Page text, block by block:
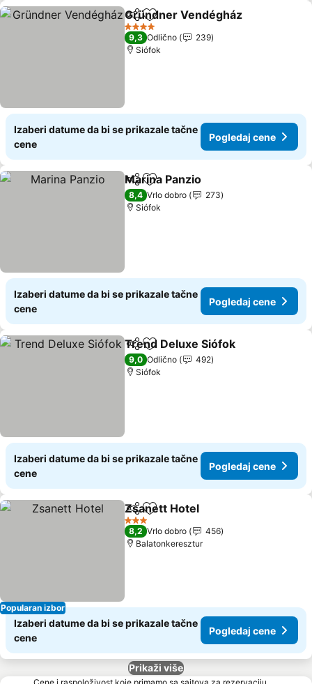
Deli Dodati u favorite
Gründner Vendégház
4 Zvezdice
9,3 Odlično
239
Siófok
Izaberi datume da bi se prikazale tačne
cene
Pogledaj cene
Deli Dodati u favorite
Marina Panzio
8,4 Vrlo dobro
273
Siófok
Izaberi datume da bi se prikazale tačne
cene
Pogledaj cene
Deli Dodati u favorite
Trend Deluxe Siófok
9,0 Odlično
492
Siófok
Izaberi datume da bi se prikazale tačne
cene
Pogledaj cene
Popularan izbor
Deli Dodati u favorite
Zsanett Hotel
3 Zvezdice
8,2 Vrlo dobro
456
Balatonkeresztur
Izaberi datume da bi se prikazale tačne
cene
Pogledaj cene
Prikaži više